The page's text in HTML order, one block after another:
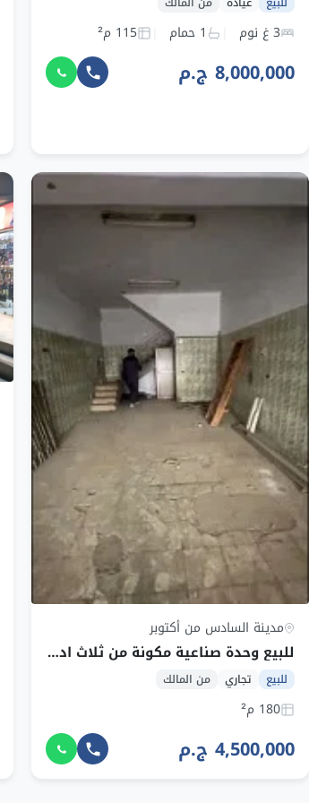
3 غ نوم 1 حمام 115 م²
8,000,000 ج.م
مدينة السادس من أكتوبر
للبيع وحدة صناعية مكونة من ثلاث ادوار بمنطقة صناعية ب 6 اكتوبر
للبيع تجاري من المالك
180 م²
4,500,000 ج.م